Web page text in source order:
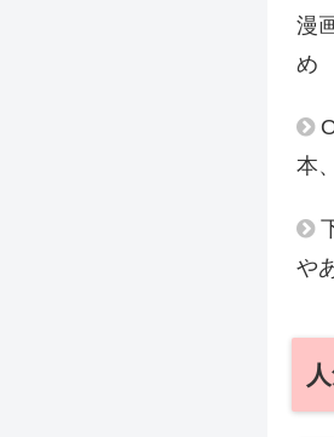
漫
め
本
や